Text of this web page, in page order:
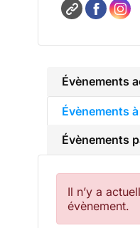
Évènements
Évènements
Évènements
Il n’y a
évènement.